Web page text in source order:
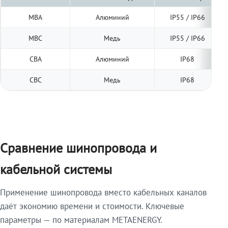
МВА Алюминий IP55 / IP66
МВС Медь IP55 / IP66
СВА Алюминий IP68
СВС Медь IP68
Сравнение шинопровода и
кабельной системы
Применение шинопровода вместо кабельных каналов
даёт экономию времени и стоимости. Ключевые
параметры — по материалам METAENERGY.